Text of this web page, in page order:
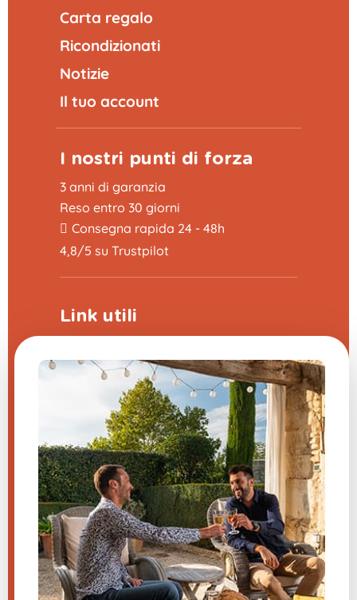
Carta regalo
Ricondizionati
Notizie
Il tuo account
I nostri punti di forza
3 anni di garanzia
Reso entro 30 giorni
Consegna rapida 24 - 48h
4,8/5 su Trustpilot
Link utili
La fiera delle domande frequenti
Note legali
Contattaci
Impostazioni cookie
Hai una domanda su uno dei
nostri prodotti?
Inviateci un messaggio, vi risponderemo
al più presto.